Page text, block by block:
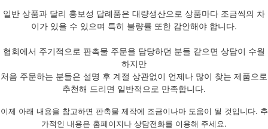
일반 상품과 달리 홍보성 답례품은 대량생산으로 상품마다 조금씩의 차
이가 있을 수 있으며 특히 불량률 또한 감안해야 합니다.
협회에서 주기적으로 판촉물 주문을 담당하던 분들 같으면 상담이 수월
하지만
처음 주문하는 분들은 설명 후 계절 상관없이 언제나 많이 찾는 제품으로
추천해 드리면 일반적으로 만족합니다.
이제 아래 내용을 참고하면 판촉물 제작에 조금이나마 도움이 될 것입니다. 추
가적인 내용은 홈페이지나 상담전화를 이용해 주세요.